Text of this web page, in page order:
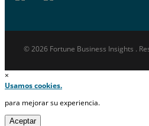
© 2026 Fortune Business Insights .
×
Usamos cookies.
para mejorar su experiencia.
Aceptar